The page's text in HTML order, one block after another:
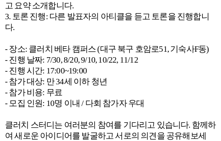
고 요약 소개합니다.
3. 토론 진행: 다른 발표자의 아티클을 듣고 토론을 진행합니
다.
- 장소: 클러치 베타 캠퍼스 (대구 북구 호암로51, 기숙사F동)
- 진행 날짜: 7/30, 8/20, 9/10, 10/22, 11/12
- 진행 시간: 17:00~19:00
- 참가 대상: 만 34세 이하 청년
- 참가 비용: 무료
- 모집 인원: 10명 이내 / 다회 참가자 우대
클러치 스터디는 여러분의 참여를 기다리고 있습니다. 함께하
여 새로운 아이디어를 발굴하고 서로의 의견을 공유해보세